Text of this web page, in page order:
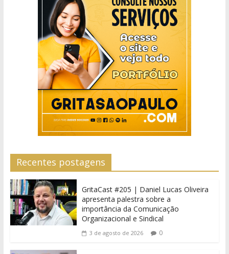
Recentes postagens
GritaCast #205 | Daniel Lucas Oliveira
apresenta palestra sobre a
importância da Comunicação
Organizacional e Sindical
3 de agosto de 2026 0